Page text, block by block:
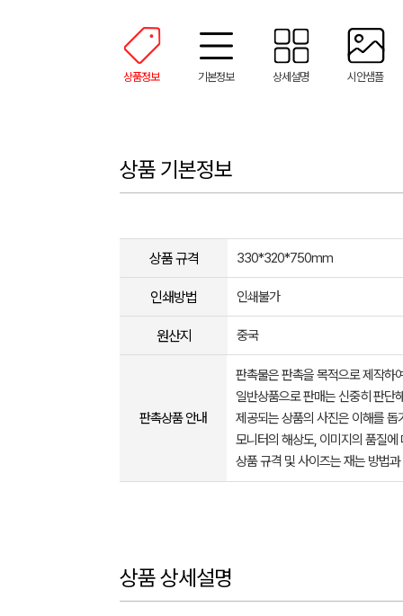
상품정보 기본정보 상세설명 시안샘플
상품 기본정보
상품 규격 330*320*750mm
인쇄방법 인쇄불가
원산지 중국
판촉상품 안내
판촉물은 판촉을 목적으로 제작하
일반상품으로 판매는 신중히 판단
제공되는 상품의 사진은 이해를
모니터의 해상도, 이미지의 품질
상품 규격 및 사이즈는 재는 방법
상품 상세설명